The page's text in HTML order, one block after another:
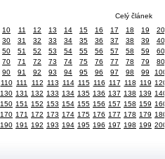
Celý článek
10 11 12 13 14 15 16 17 18 19
20
30 31 32 33 34 35 36 37 38 39
40
50 51 52 53 54 55 56 57 58 59
60
70 71 72 73 74 75 76 77 78 79
80
90 91 92 93 94 95 96 97 98 99
100
110 111 112 113 114 115 116 117 118 119 120
130 131 132 133 134 135 136 137 138 139 140
150 151 152 153 154 155 156 157 158 159 160
170 171 172 173 174 175 176 177 178 179 180
190 191 192 193 194 195 196 197 198 199 200